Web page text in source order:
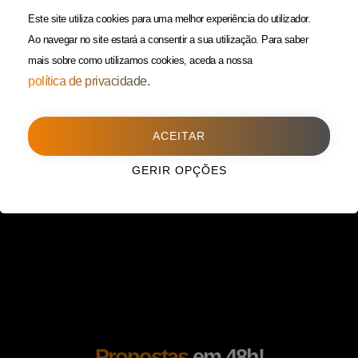
rede fixa)
Porto (Filial)
1588, 2º, sala 304
225 432 051
Política da Privacidade
Este site utiliza cookies para uma melhor experiência do utilizador.
Ao navegar no site estará a consentir a sua utilização. Para saber
mais sobre como utilizamos cookies, aceda a nossa
política de privacidade.
ACEITAR
GERIR OPÇÕES